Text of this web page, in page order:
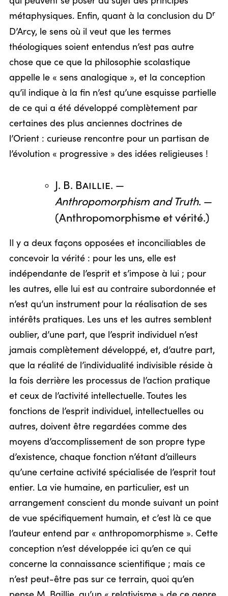
métaphysiques. Enfin, quant à la conclusion du Dr
D’Arcy, le sens où il veut que les termes
théologiques soient entendus n’est pas autre
chose que ce que la philosophie scolastique
appelle le « sens analogique », et la conception
qu’il indique à la fin n’est qu’une esquisse partielle
de ce qui a été développé complètement par
certaines des plus anciennes doctrines de
l’Orient : curieuse rencontre pour un partisan de
l’évolution « progressive » des idées religieuses !
J. B. Baillie. —
Anthropomorphism and Truth. —
(Anthropomorphisme et vérité.)
Il y a deux façons opposées et inconciliables de
concevoir la vérité : pour les uns, elle est
indépendante de l’esprit et s’impose à lui ; pour
les autres, elle lui est au contraire subordonnée et
n’est qu’un instrument pour la réalisation de ses
intérêts pratiques. Les uns et les autres semblent
oublier, d’une part, que l’esprit individuel n’est
jamais complètement développé, et, d’autre part,
que la réalité de l’individualité indivisible réside à
la fois derrière les processus de l’action pratique
et ceux de l’activité intellectuelle. Toutes les
fonctions de l’esprit individuel, intellectuelles ou
autres, doivent être regardées comme des
moyens d’accomplissement de son propre type
d’existence, chaque fonction n’étant d’ailleurs
qu’une certaine activité spécialisée de l’esprit tout
entier. La vie humaine, en particulier, est un
arrangement conscient du monde suivant un point
de vue spécifiquement humain, et c’est là ce que
l’auteur entend par « anthropomorphisme ». Cette
conception n’est développée ici qu’en ce qui
concerne la connaissance scientifique ; mais ce
n’est peut-être pas sur ce terrain, quoi qu’en